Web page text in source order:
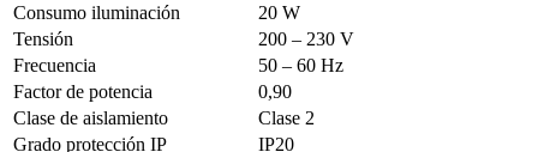
Consumo iluminación
20 W
Tensión
200 – 230 V
Frecuencia
50 – 60 Hz
Factor de potencia
0,90
Clase de aislamiento
Clase 2
Grado protección IP
IP20